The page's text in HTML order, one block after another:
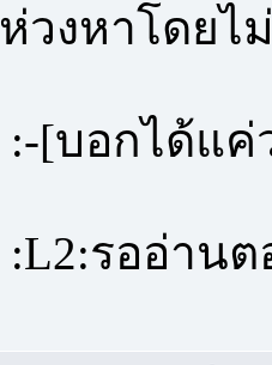
ห่วงหาโดยไ
:-[บอกได้แ
:L2:รออ่าน